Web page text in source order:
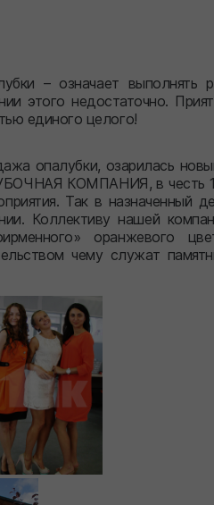
– означает выполнять
этого недостаточно.
единого целого!
опалубки, озарилась
КОМПАНИЯ, в честь
Так в назначенный
Коллективу нашей
оранжевого
чему служат